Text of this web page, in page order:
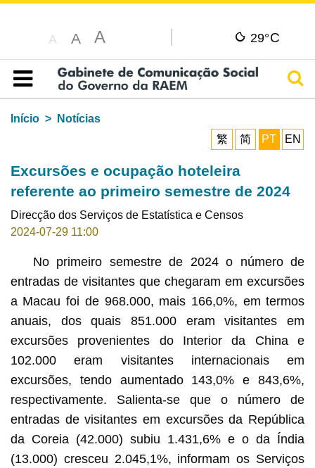
A A A 29°C
Índice
Início
Notícias
繁
简 PT EN
Excursões e ocupação hoteleira
referente ao primeiro semestre de 2024
Direcção dos Serviços de Estatística e Censos
2024-07-29 11:00
No primeiro semestre de 2024 o número de
entradas de visitantes que chegaram em excursões
a Macau foi de 968.000, mais 166,0%, em termos
anuais, dos quais 851.000 eram visitantes em
excursões provenientes do Interior da China e
102.000 eram visitantes internacionais em
excursões, tendo aumentado 143,0% e 843,6%,
respectivamente. Salienta-se que o número de
entradas de visitantes em excursões da República
da Coreia (42.000) subiu 1.431,6% e o da Índia
(13.000) cresceu 2.045,1%, informam os Serviços